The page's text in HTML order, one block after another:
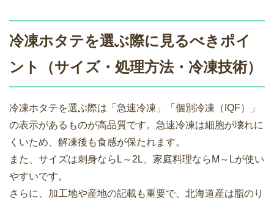
冷凍ホタテを選ぶ際に見るべきポイ
ント（サイズ・処理方法・冷凍技術）
冷凍ホタテを選ぶ際は「急速冷凍」「個別冷凍（IQF）」
の表示があるものが高品質です。急速冷凍は細胞が壊れに
くいため、解凍後も食感が保たれます。
また、サイズは刺身ならL～2L、家庭料理ならM～Lが使い
やすいです。
さらに、加工地や産地の記載も重要で、北海道産は脂のり